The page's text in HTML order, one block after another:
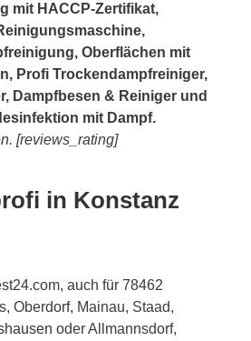
mit HACCP-Zertifikat,
Oberflächen mit
Profi Trockendampfreiniger,
Dampfbesen & Reiniger und
mit Dampf.
[reviews_rating]
in Konstanz
auch für 78462
Oberdorf, Mainau, Staad,
oder Allmannsdorf,